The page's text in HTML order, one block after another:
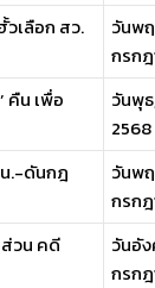
เลือก สว.
วันพ
กรก
คืน เพื่อ
วันพุ
2568
.-ดันกฎ
วันพ
กรกฎ
วน คดี
วันอัง
กรก